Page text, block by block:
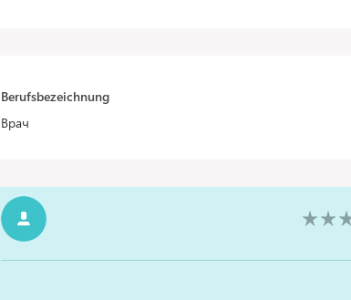
Berufsbezeichnung
Врач